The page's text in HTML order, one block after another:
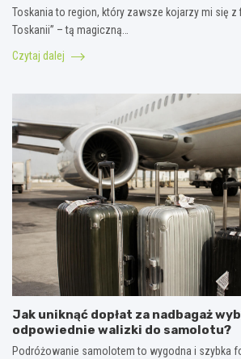
Toskania to region, który zawsze kojarzy mi się z
Toskanii” – tą magiczną…
Czytaj dalej
Jak uniknąć dopłat za nadbagaż
odpowiednie walizki do samolotu?
Podróżowanie samolotem to wygodna i szybka